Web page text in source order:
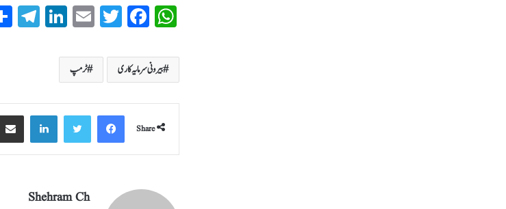
W
ha
ts
A
pp
Fa
ce
bo
ok
T
wi
tte
r
E
m
ail
Li
nk
T
el
m
بیرونی سرمایہ کاری ٹرمپ
Share
Shehram Ch